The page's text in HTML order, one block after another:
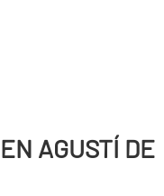
AGUSTÍ DE